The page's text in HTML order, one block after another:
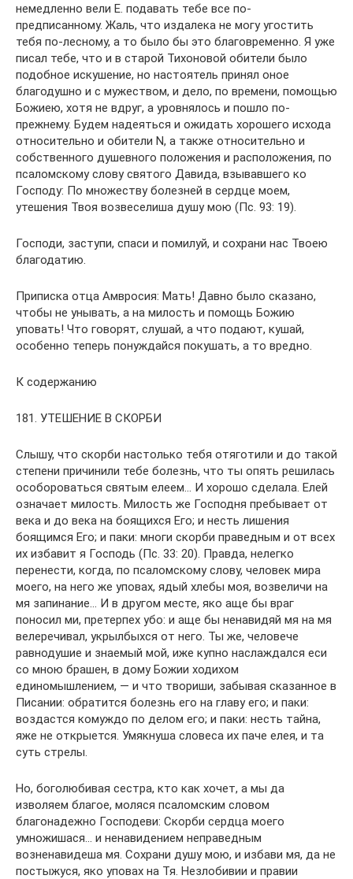
немедленно вели Е. подавать тебе все по-
предписанному. Жаль, что издалека не могу угостить
тебя по-лесному, а то было бы это благовременно. Я уже
писал тебе, что и в старой Тихоновой обители было
подобное искушение, но настоятель принял оное
благодушно и с мужеством, и дело, по времени, помощью
Божиею, хотя не вдруг, а уровнялось и пошло по-
прежнему. Будем надеяться и ожидать хорошего исхода
относительно и обители N, а также относительно и
собственного душевного положения и расположения, по
псаломскому слову святого Давида, взывавшего ко
Господу: По множеству болезней в сердце моем,
утешения Твоя возвеселиша душу мою (Пс. 93: 19).
Господи, заступи, спаси и помилуй, и сохрани нас Твоею
благодатию.
Приписка отца Амвросия: Мать! Давно было сказано,
чтобы не унывать, а на милость и помощь Божию
уповать! Что говорят, слушай, а что подают, кушай,
особенно теперь понуждайся покушать, а то вредно.
К содержанию
181. УТЕШЕНИЕ В СКОРБИ
Слышу, что скорби настолько тебя отяготили и до такой
степени причинили тебе болезнь, что ты опять решилась
особороваться святым елеем… И хорошо сделала. Елей
означает милость. Милость же Господня пребывает от
века и до века на боящихся Его; и несть лишения
боящимся Его; и паки: многи скорби праведным и от всех
их избавит я Господь (Пс. 33: 20). Правда, нелегко
перенести, когда, по псаломскому слову, человек мира
моего, на него же уповах, ядый хлебы моя, возвеличи на
мя запинание… И в другом месте, яко аще бы враг
поносил ми, претерпех убо: и аще бы ненавидяй мя на мя
велеречивал, укрылбыхся от него. Ты же, человече
равнодушие и знаемый мой, иже купно наслаждался еси
со мною брашен, в дому Божии ходихом
единомышлением, — и что твориши, забывая сказанное в
Писании: обратится болезнь его на главу его; и паки:
воздастся комуждо по делом его; и паки: несть тайна,
яже не открыется. Умякнуша словеса их паче елея, и та
суть стрелы.
Но, боголюбивая сестра, кто как хочет, а мы да
изволяем благое, моляся псаломским словом
благонадежно Господеви: Скорби сердца моего
умножишася… и ненавидением неправедным
возненавидеша мя. Сохрани душу мою, и избави мя, да не
постыжуся, яко уповах на Тя. Незлобивии и правии